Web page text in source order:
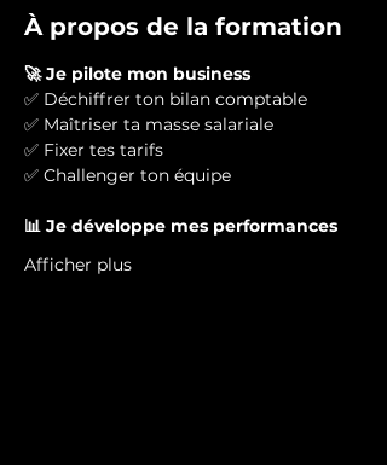
À propos de la formation
🚀 Je pilote mon business
✅ Déchiffrer ton bilan comptable
✅ Maîtriser ta masse salariale
✅ Fixer tes tarifs
✅ Challenger ton équipe
📊 Je développe mes performances
Afficher plus